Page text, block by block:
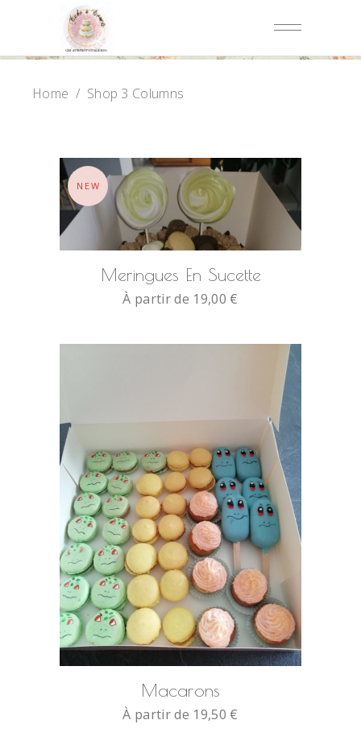
Home / Shop 3 Columns
NEW
SELECT OPTIONS
Meringues En Sucette
À partir de 19,00 €
SELECT OPTIONS
Macarons
À partir de 19,50 €